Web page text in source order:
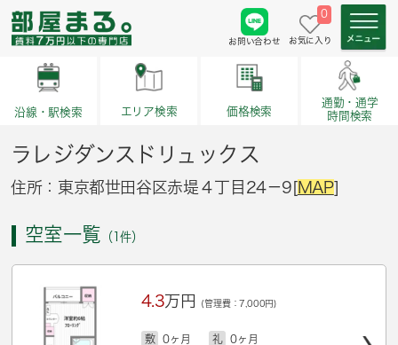
お問い合わせ
0
お気に入り
沿線・駅検索 エリア検索 価格検索
通勤・通学
時間検索
ラレジダンスドリュックス
住所：東京都世田谷区赤堤４丁目24－9[MAP]
空室一覧 （1件）
4.3万円 (管理費：7,000円)
敷 0ヶ月 礼
0ヶ月